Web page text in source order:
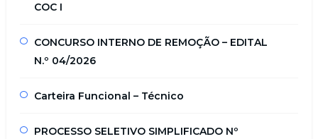
COC I
CONCURSO INTERNO DE REMOÇÃO – EDITAL
N.º 04/2026
Carteira Funcional – Técnico
PROCESSO SELETIVO SIMPLIFICADO Nº